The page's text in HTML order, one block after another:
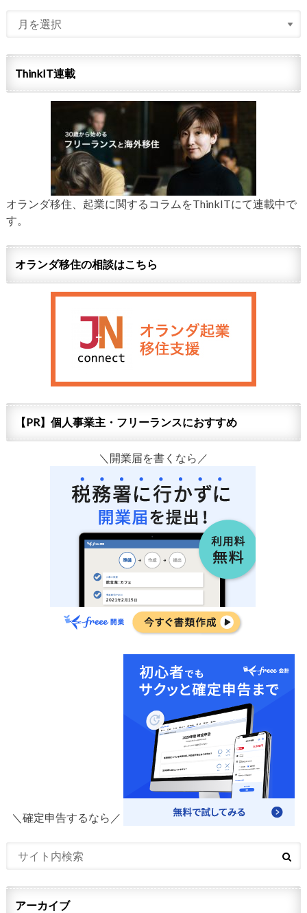
ThinkIT連載
オランダ移住、起業に関するコラムをThinkITにて連載中で
す。
オランダ移住の相談はこちら
【PR】個人事業主・フリーランスにおすすめ
＼開業届を書くなら／
＼確定申告するなら／
アーカイブ